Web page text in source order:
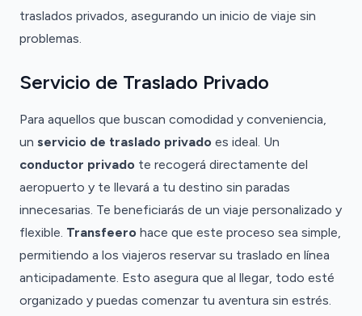
traslados privados, asegurando un inicio de viaje sin
problemas.
Servicio de Traslado Privado
Para aquellos que buscan comodidad y conveniencia,
un servicio de traslado privado es ideal. Un
conductor privado te recogerá directamente del
aeropuerto y te llevará a tu destino sin paradas
innecesarias. Te beneficiarás de un viaje personalizado y
flexible. Transfeero hace que este proceso sea simple,
permitiendo a los viajeros reservar su traslado en línea
anticipadamente. Esto asegura que al llegar, todo esté
organizado y puedas comenzar tu aventura sin estrés.